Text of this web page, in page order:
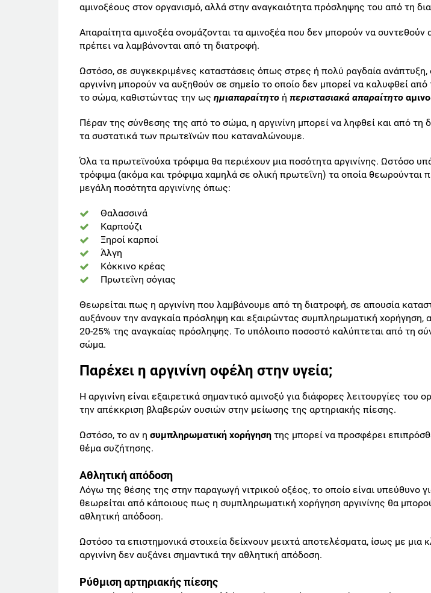
αμινοξέους στον οργανισμό, αλλά στην αναγκαιότητα πρόσληψης του από τη
Απαραίτητα αμινοξέα ονομάζονται τα αμινοξέα που δεν μπορούν να
πρέπει να λαμβάνονται από τη διατροφή.
Ωστόσο, σε συγκεκριμένες καταστάσεις όπως στρες ή πολύ ραγδαία ανάπτυξη,
αργινίνη μπορούν να αυξηθούν σε σημείο το οποίο δεν μπορεί να καλυφθεί
το σώμα, καθιστώντας την ως ημιαπαραίτητο ή περιστασιακά απαραίτητο
Πέραν της σύνθεσης της από το σώμα, η αργινίνη μπορεί να ληφθεί και από τη
τα συστατικά των πρωτεϊνών που καταναλώνουμε.
Όλα τα πρωτεϊνούχα τρόφιμα θα περιέχουν μια ποσότητα αργινίνης. Ωστόσο
τρόφιμα (ακόμα και τρόφιμα χαμηλά σε ολική πρωτεΐνη) τα οποία θεωρούνται
μεγάλη ποσότητα αργινίνης όπως:
Θαλασσινά
Καρπούζι
Ξηροί καρποί
Άλγη
Κόκκινο κρέας
Πρωτεΐνη σόγιας
Θεωρείται πως η αργινίνη που λαμβάνουμε από τη διατροφή, σε απουσία
αυξάνουν την αναγκαία πρόσληψη και εξαιρώντας συμπληρωματική χορήγηση,
20-25% της αναγκαίας πρόσληψης. Το υπόλοιπο ποσοστό καλύπτεται από τη
σώμα.
Παρέχει η αργινίνη οφέλη στην υγεία;
Η αργινίνη είναι εξαιρετικά σημαντικό αμινοξύ για διάφορες λειτουργίες του
την απέκκριση βλαβερών ουσιών στην μείωσης της αρτηριακής πίεσης.
Ωστόσο, το αν η συμπληρωματική χορήγηση της μπορεί να προσφέρει
θέμα συζήτησης.
Αθλητική απόδοση
Λόγω της θέσης της στην παραγωγή νιτρικού οξέος, το οποίο είναι υπεύθυνο
θεωρείται από κάποιους πως η συμπληρωματική χορήγηση αργινίνης θα
αθλητική απόδοση.
Ωστόσο τα επιστημονικά στοιχεία δείχνουν μειχτά αποτελέσματα, ίσως με μια
αργινίνη δεν αυξάνει σημαντικά την αθλητική απόδοση.
Ρύθμιση αρτηριακής πίεσης